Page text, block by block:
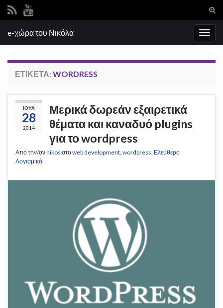
Search for:
e-χώρα του Νικόλα
ΕΤΙΚΈΤΑ: WORDRESS
ΙΟΎΛ
28
2014
Μερικά δωρεάν εξαιρετικά
θέματα και καναδυό plugins
για το wordpress
Από την/ονnikos στοweb development, wordpress, Ελεύθερο
Λογισμικό